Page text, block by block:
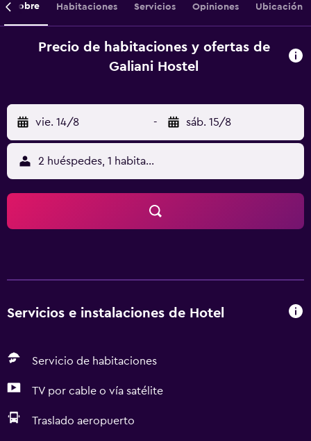
Sobre Habitaciones Servicios Opiniones Ubicación
Precio de habitaciones y ofertas de
Galiani Hostel
vie. 14/8 - sáb. 15/8
2 huéspedes, 1 habitación
Servicios e instalaciones de Hotel
Servicio de habitaciones
TV por cable o vía satélite
Traslado aeropuerto